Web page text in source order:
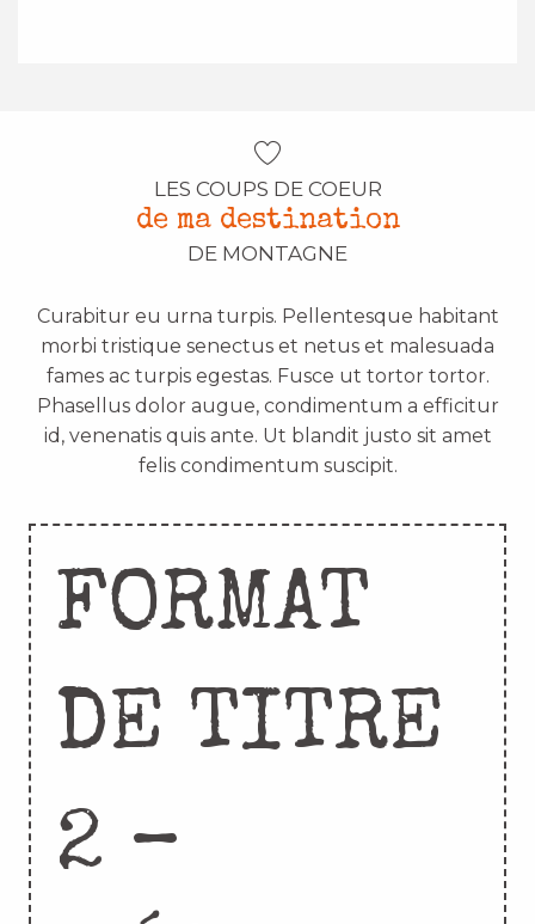
LES COUPS DE COEUR
de ma destination
DE MONTAGNE
Curabitur eu urna turpis. Pellentesque habitant
morbi tristique senectus et netus et malesuada
fames ac turpis egestas. Fusce ut tortor tortor.
Phasellus dolor augue, condimentum a efficitur
id, venenatis quis ante. Ut blandit justo sit amet
felis condimentum suscipit.
FORMAT
DE TITRE
2 –